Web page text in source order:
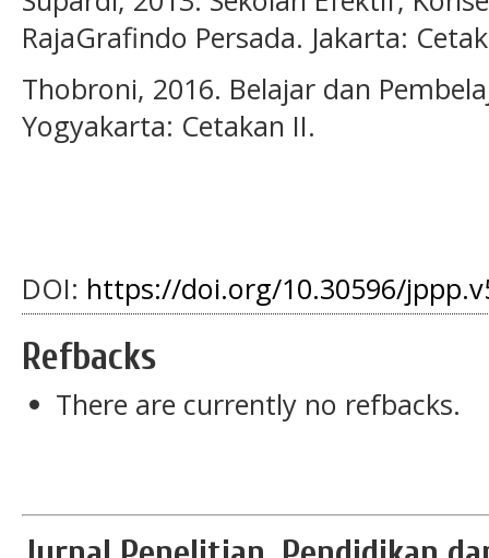
RajaGrafindo Persada. Jakarta:
Thobroni, 2016. Belajar dan
Yogyakarta: Cetakan II.
DOI: https://doi.org/10.30596/
Refbacks
There are currently no refbacks.